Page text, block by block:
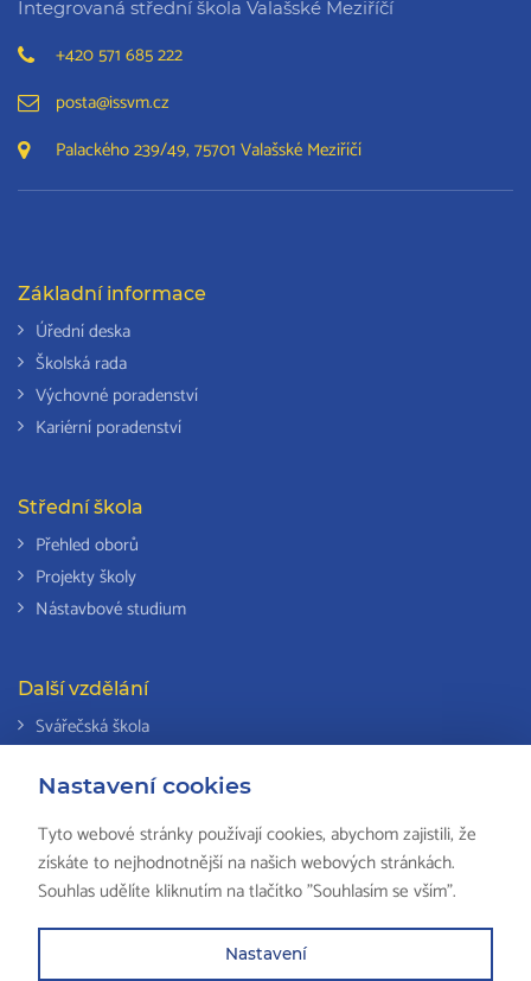
Nastavení cookies
Tyto webové stránky používají cookies, abychom zajistili, že
získáte to nejhodnotnější na našich webových stránkách.
Souhlas udělíte kliknutím na tlačítko "Souhlasím se vším".
Nastavení
Integrovaná střední škola Valašské Meziříčí
+420 571 685 222
posta@issvm.cz
Palackého 239/49, 75701 Valašské Meziříčí
Základní informace
Úřední deska
Školská rada
Výchovné poradenství
Kariérní poradenství
Střední škola
Přehled oborů
Projekty školy
Nástavbové studium
Další vzdělání
Svářečská škola
Národní soustava kvalifikací
Computers